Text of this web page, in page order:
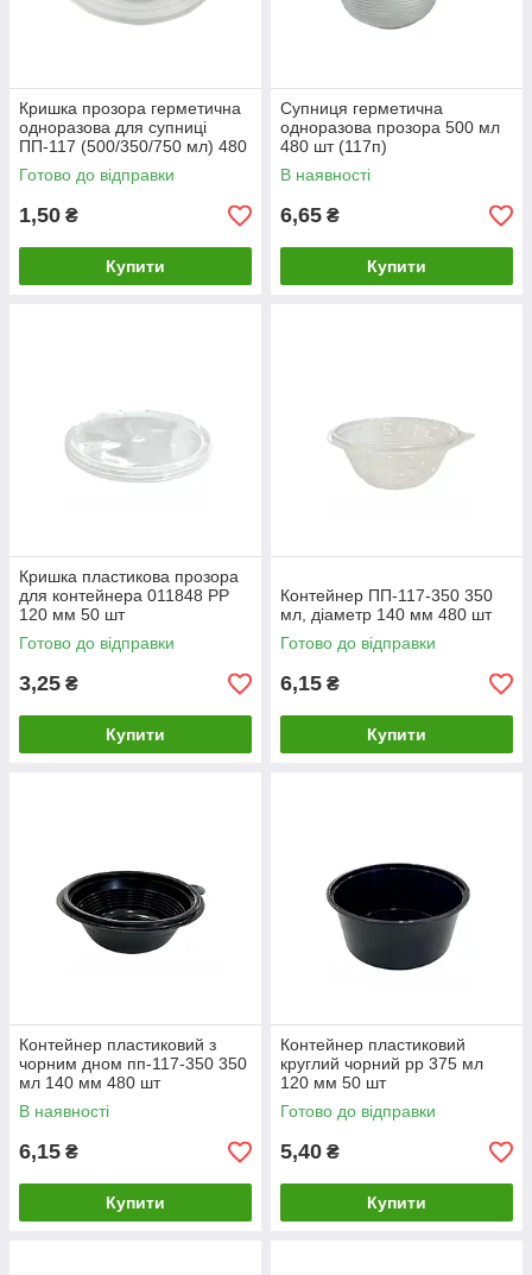
Кришка прозора герметична
одноразова для супниці
ПП-117 (500/350/750 мл) 480
шт
Готово до відправки
1,50 ₴
Купити
Супниця герметична
одноразова прозора 500 мл
480 шт (117п)
В наявності
6,65 ₴
Купити
Кришка пластикова прозора
для контейнера 011848 РР
120 мм 50 шт
Готово до відправки
3,25 ₴
Купити
Контейнер ПП-117-350 350
мл, діаметр 140 мм 480 шт
Готово до відправки
6,15 ₴
Купити
Контейнер пластиковий з
чорним дном пп-117-350 350
мл 140 мм 480 шт
В наявності
6,15 ₴
Купити
Контейнер пластиковий
круглий чорний рр 375 мл
120 мм 50 шт
Готово до відправки
5,40 ₴
Купити